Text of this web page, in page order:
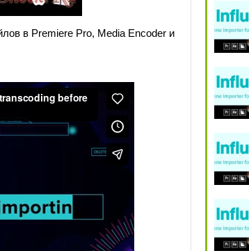
в Premiere Pro, Media Encoder и